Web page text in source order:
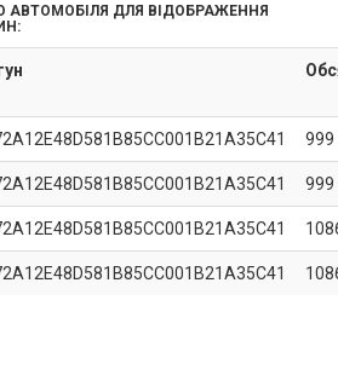
АВТОМОБІЛЯ ДЛЯ ВІДОБРАЖЕННЯ
999
999